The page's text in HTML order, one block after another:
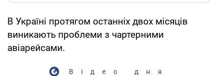
В Україні протягом останніх двох місяців
виникають проблеми з чартерними
авіарейсами.
Відео дня